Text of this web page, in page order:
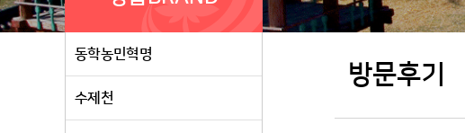
동학농민혁명
수제천
방문후기